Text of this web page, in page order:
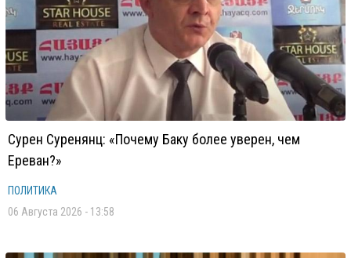
Сурен Суренянц: «Почему Баку более уверен, чем
Ереван?»
ПОЛИТИКА
06 Августа 2026 - 13:58